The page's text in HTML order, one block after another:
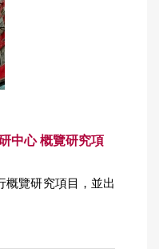
中心 概覽研究項
概覽研究項目，並出